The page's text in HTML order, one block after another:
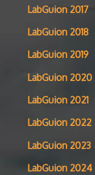
LabGuion 2017
LabGuion 2018
LabGuion 2019
LabGuion 2020
LabGuion 2021
LabGuion 2022
LabGuion 2023
LabGuion 2024